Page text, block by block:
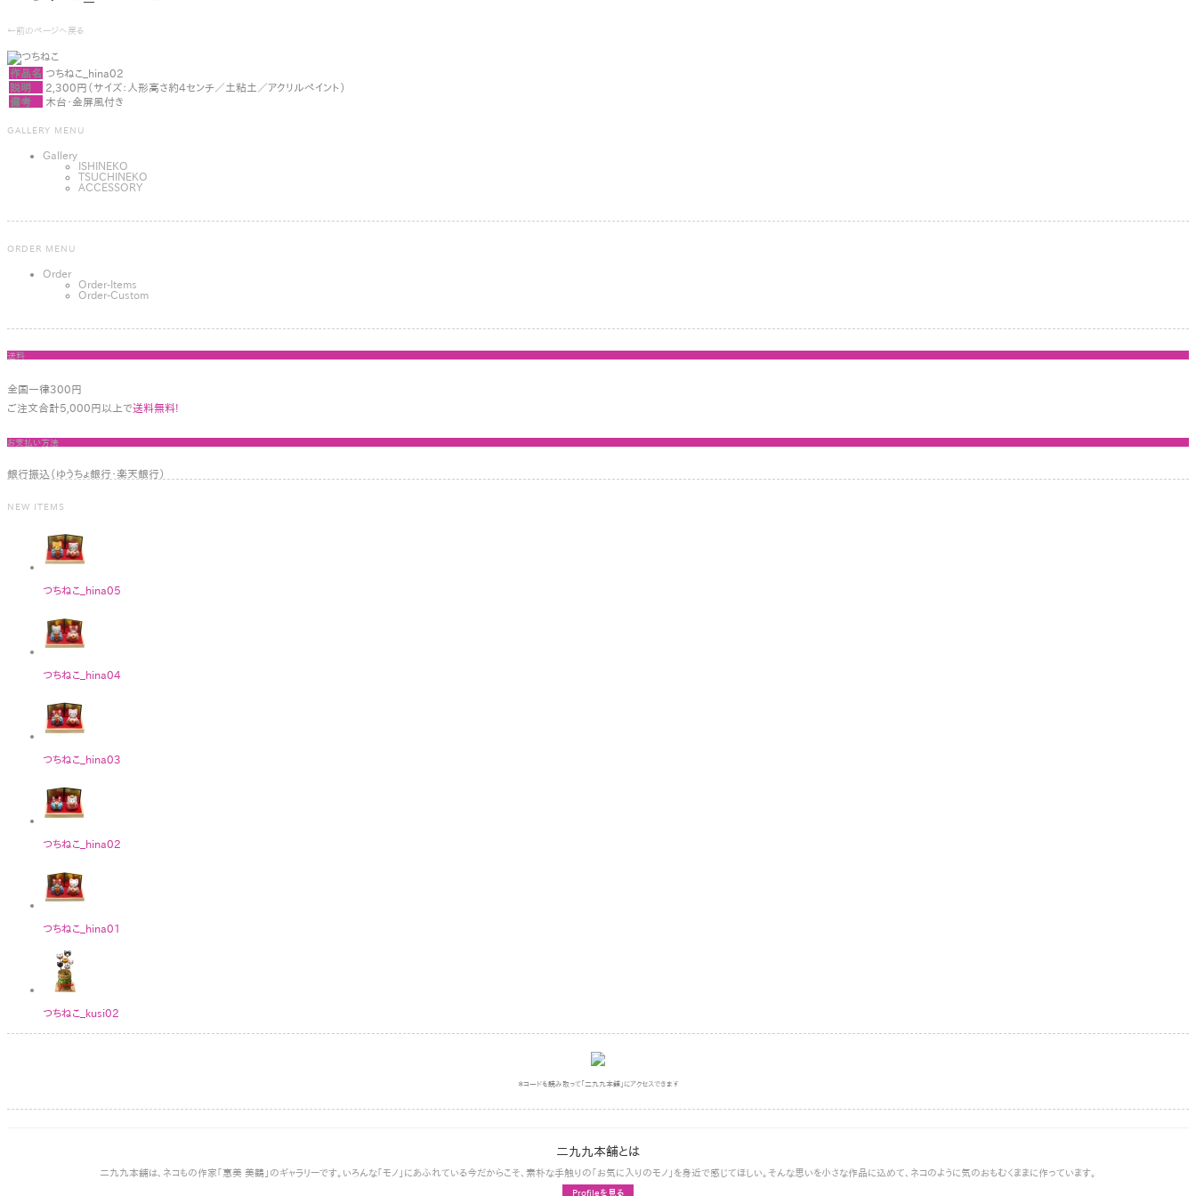
←前のページへ戻る
作品名 つちねこ_hina02
説明
2,300円（サイズ：人形高さ約4センチ／土粘土／アクリルペイント）
備考
木台・金屏風付き
GALLERY MENU
Gallery
ISHINEKO
TSUCHINEKO
ACCESSORY
ORDER MENU
Order
Order-Items
Order-Custom
送料
全国一律300円
ご注文合計5,000円以上で送料無料!
お支払い方法
銀行振込（ゆうちょ銀行・楽天銀行）
NEW ITEMS
つちねこ_hina05
つちねこ_hina04
つちねこ_hina03
つちねこ_hina02
つちねこ_hina01
つちねこ_kusi02
＊コードを読み取って｢二九九本舗｣にアクセスできます
二九九本舗とは
二九九本舗は､ネコもの作家｢惠美 美鶴｣のギャラリーです。いろんな｢モノ｣にあふれている今だからこそ､素朴な手触りの｢お気に入りのモノ｣を身近で感じてほしい。そんな思いを小さな作品に込めて､ネコのように気のおもむくままに作っています。
Profileを見る